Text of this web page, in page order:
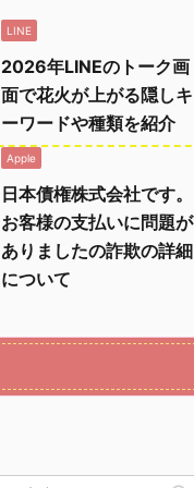
LINE
2026年LINEのトーク画
面で花火が上がる隠しキ
ーワードや種類を紹介
Apple
日本債権株式会社です。
お客様の支払いに問題が
ありましたの詐欺の詳細
について